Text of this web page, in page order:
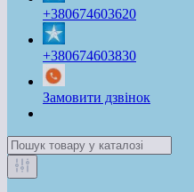
+380674603620
+380674603830
Замовити дзвінок